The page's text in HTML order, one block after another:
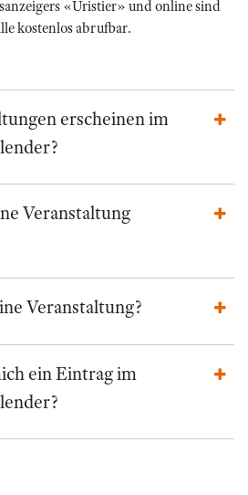
«Uristier» und online sind
kostenlos abrufbar.
erscheinen im
Veranstaltung
Veranstaltung?
ein Eintrag im